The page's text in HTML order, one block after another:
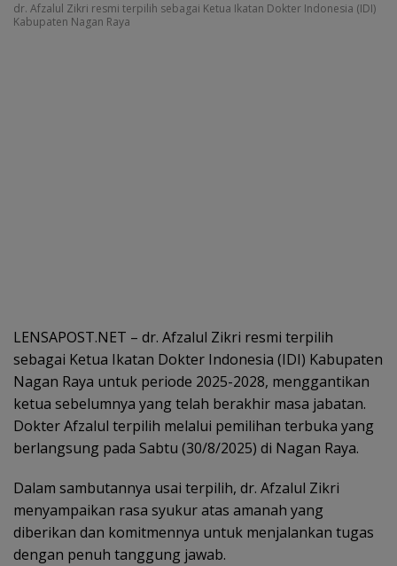
dr. Afzalul Zikri resmi terpilih sebagai Ketua Ikatan Dokter Indonesia (IDI)
Kabupaten Nagan Raya
LENSAPOST.NET – dr. Afzalul Zikri resmi terpilih
sebagai Ketua Ikatan Dokter Indonesia (IDI) Kabupaten
Nagan Raya untuk periode 2025-2028, menggantikan
ketua sebelumnya yang telah berakhir masa jabatan.
Dokter Afzalul terpilih melalui pemilihan terbuka yang
berlangsung pada Sabtu (30/8/2025) di Nagan Raya.
Dalam sambutannya usai terpilih, dr. Afzalul Zikri
menyampaikan rasa syukur atas amanah yang
diberikan dan komitmennya untuk menjalankan tugas
dengan penuh tanggung jawab.